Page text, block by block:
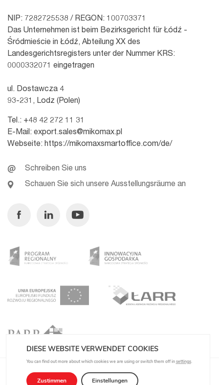
NIP: 7282725538 / REGON: 100703371
Das Unternehmen ist beim Bezirksgericht für Łódź -
Śródmieście in Łódź, Abteilung XX des
Landesgerichtsregisters unter der Nummer KRS:
0000332071 eingetragen
ul. Dostawcza 4
93-231, Lodz (Polen)
Tel.: +48 42 272 11 31
E-Mail: export.sales@mikomax.pl
Webseite: https://mikomaxsmartoffice.com/de/
Schreiben Sie uns
Schauen Sie sich unsere Ausstellungsräume an
FacebookLinkedinYoutube
Datenschutzbestimmungen
DIESE WEBSITE VERWENDET COOKIES
You can find out more about which cookies we are using or switch them off insettings.
Zustimmen Einstellungen